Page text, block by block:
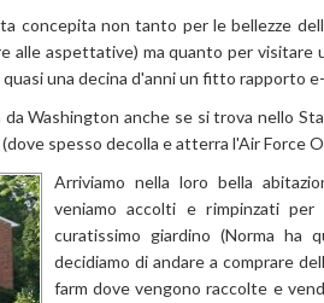
concepita non tanto per le bellezze
alle aspettative) ma quanto per visitare
una decina d'anni un fitto rapporto
Washington anche se si trova nello
spesso decolla e atterra l'Air Force
Arriviamo nella loro bella
veniamo accolti e rimpinzati
curatissimo giardino (Norma ha
decidiamo di andare a comprare
farm dove vengono raccolte e